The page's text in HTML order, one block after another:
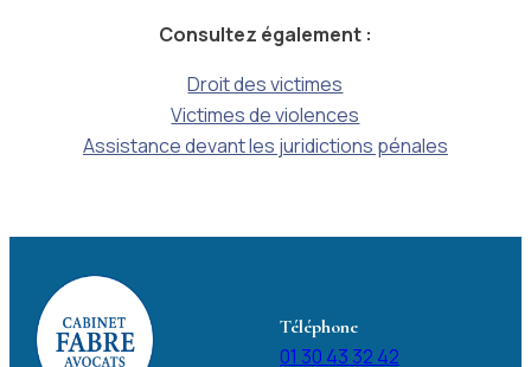
Consultez également :
Droit des victimes
Victimes de violences
Assistance devant les juridictions pénales
Téléphone
01 30 43 32 42